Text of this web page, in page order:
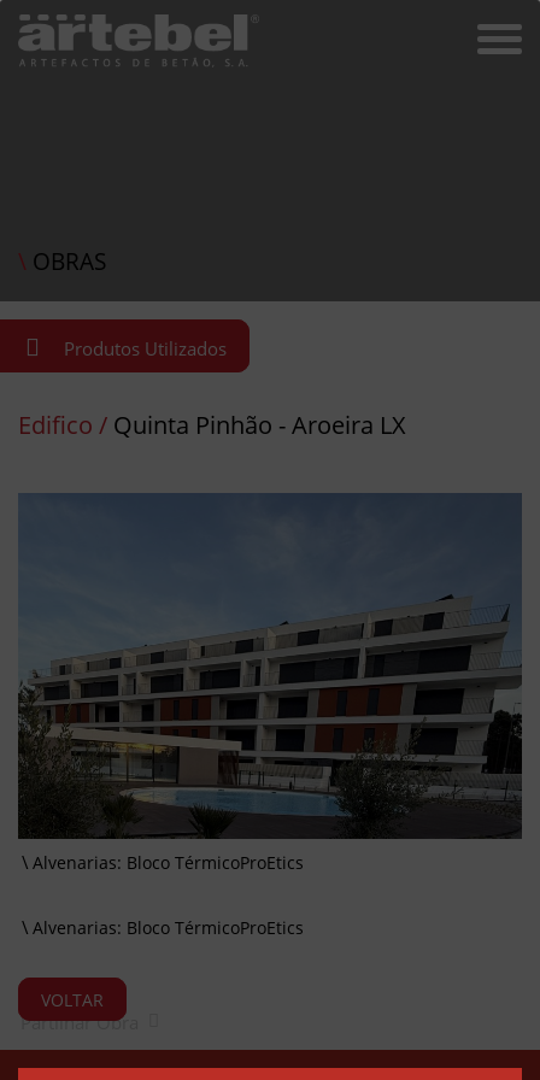
\ OBRAS
Produtos Utilizados
Edifico / Quinta Pinhão - Aroeira LX
Alvenarias: Bloco TérmicoProEtics
Alvenarias: Bloco TérmicoProEtics
VOLTAR
Partilhar Obra